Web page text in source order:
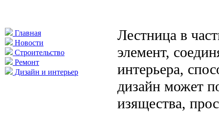
Главная
Новости
Строительство
Ремонт
Дизайн и интерьер
Лестница в
элемент,
интерьера,
дизайн может
изящества,